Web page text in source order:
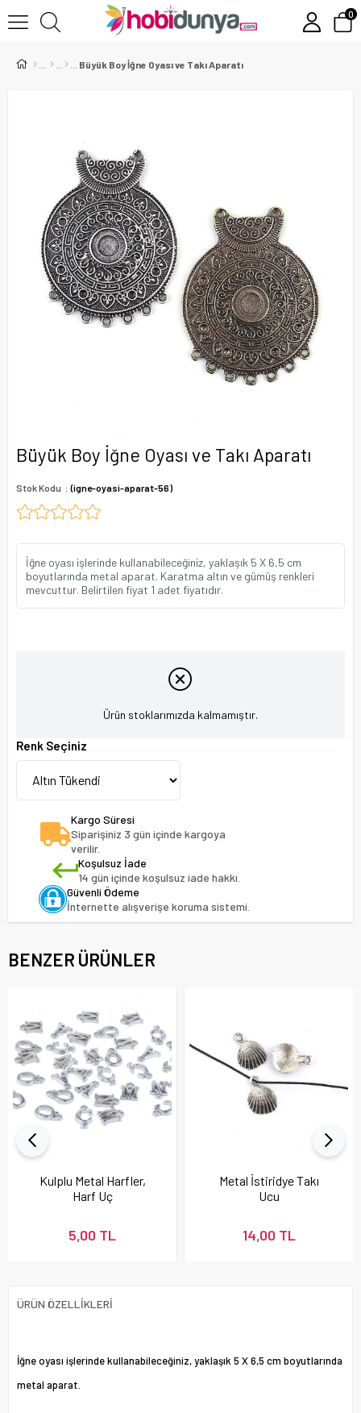
0
Büyük Boy İğne Oyası ve Takı Aparatı
Büyük Boy İğne Oyası ve Takı Aparatı
Stok Kodu (igne-oyasi-aparat-56)
İğne oyası işlerinde kullanabileceğiniz, yaklaşık 5 X 6,5 cm
boyutlarında metal aparat. Karatma altın ve gümüş renkleri
mevcuttur. Belirtilen fiyat 1 adet fiyatıdır.
Ürün stoklarımızda kalmamıştır.
Renk Seçiniz
Kargo Süresi
Siparişiniz 3 gün içinde kargoya
verilir.
Koşulsuz İade
14 gün içinde koşulsuz iade hakkı.
Güvenli Ödeme
İnternette alışverişe koruma sistemi.
BENZER ÜRÜNLER
Kulplu Metal Harfler,
Harf Uç
5,00 TL
Metal İstiridye Takı
Ucu
14,00 TL
ÜRÜN ÖZELLIKLERI
İğne oyası işlerinde kullanabileceğiniz, yaklaşık 5 X 6,5 cm boyutlarında
metal aparat.